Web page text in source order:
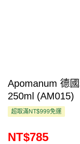
Apomanum 德國璞漫挪 皮埃蒙特佛手柑沐浴露
250ml (AM015)
超取滿NT$999免運
NT$785